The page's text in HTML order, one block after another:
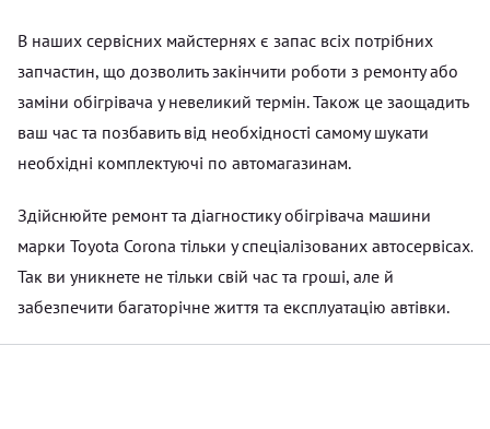
В наших сервісних майстернях є запас всіх потрібних
запчастин, що дозволить закінчити роботи з ремонту або
заміни обігрівача у невеликий термін. Також це заощадить
ваш час та позбавить від необхідності самому шукати
необхідні комплектуючі по автомагазинам.
Здійснюйте ремонт та діагностику обігрівача машини
марки Toyota Corona тільки у спеціалізованих автосервісах.
Так ви уникнете не тільки свій час та гроші, але й
забезпечити багаторічне життя та експлуатацію автівки.